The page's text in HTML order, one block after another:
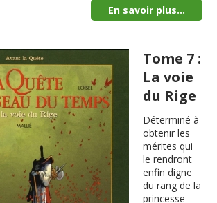
En savoir plus...
Tome 7 :
La voie
du Rige
Déterminé à
obtenir les
mérites qui
le rendront
enfin digne
du rang de la
princesse